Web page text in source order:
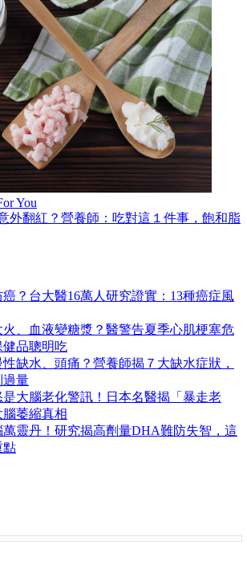
You
外翻紅？營養師：吃對這１件事，飽和脂
？台大醫16萬人研究證實：13種癌症風
、血液變糖漿？醫警告夏季心肌梗塞危
品聰明吃
缺水、頭痛？營養師揭７大缺水症狀，
過量
大腦老化警訊！日本名醫揭「暴走老
腦萎縮真相
靈丹！研究揭高劑量DHA難防失智，這
點